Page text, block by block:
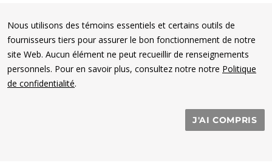
Nous utilisons des témoins essentiels et certains outils de
fournisseurs tiers pour assurer le bon fonctionnement de notre
site Web. Aucun élément ne peut recueillir de renseignements
personnels. Pour en savoir plus, consultez notre notre Politique
de confidentialité.
J'AI COMPRIS